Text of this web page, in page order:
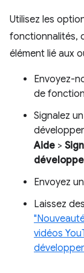
Utilisez les
fonctionnalités,
élément lié aux
Envoyez-
de
Signalez
Aide >
Envoyez
Laissez
vidéos